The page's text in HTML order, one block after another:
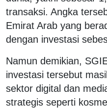
transaksi. Angka
Emirat Arab yang
dengan investasi
Namun demikian,
investasi tersebut
sektor digital dan
strategis seperti